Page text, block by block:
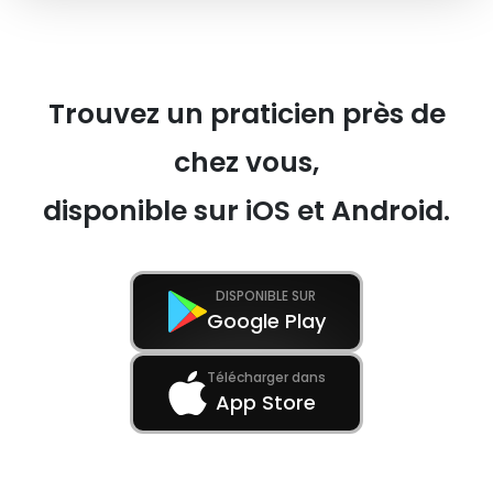
Trouvez un praticien près de
chez vous,
disponible sur iOS et Android.
DISPONIBLE SUR
Google Play
Télécharger dans
App Store